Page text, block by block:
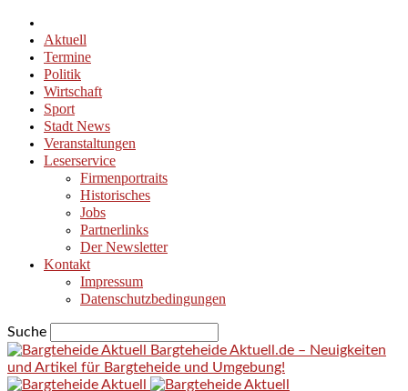
Aktuell
Termine
Politik
Wirtschaft
Sport
Stadt News
Veranstaltungen
Leserservice
Firmenportraits
Historisches
Jobs
Partnerlinks
Der Newsletter
Kontakt
Impressum
Datenschutzbedingungen
Suche
Bargteheide Aktuell.de – Neuigkeiten
und Artikel für Bargteheide und Umgebung!